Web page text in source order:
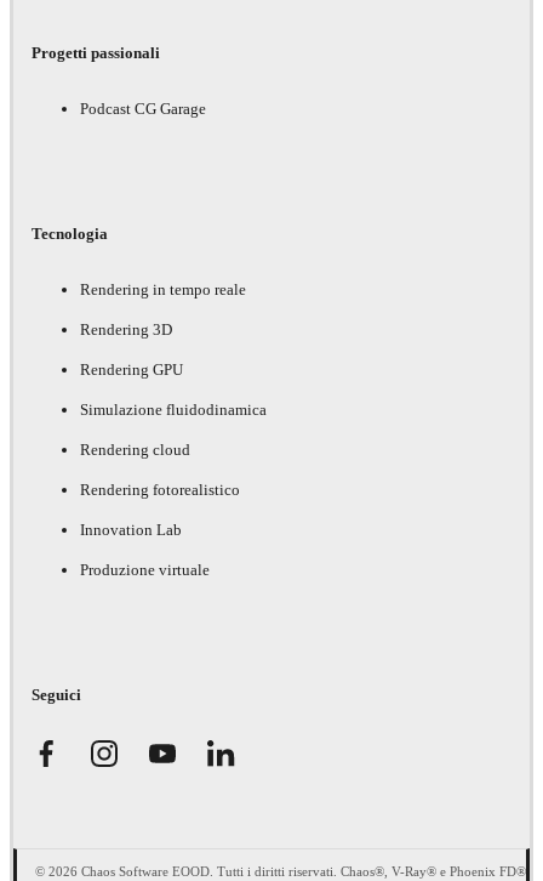
Progetti passionali
Podcast CG Garage
Tecnologia
Rendering in tempo reale
Rendering 3D
Rendering GPU
Simulazione fluidodinamica
Rendering cloud
Rendering fotorealistico
Innovation Lab
Produzione virtuale
Seguici
© 2026 Chaos Software EOOD. Tutti i diritti riservati. Chaos®, V-Ray® e Phoenix FD®